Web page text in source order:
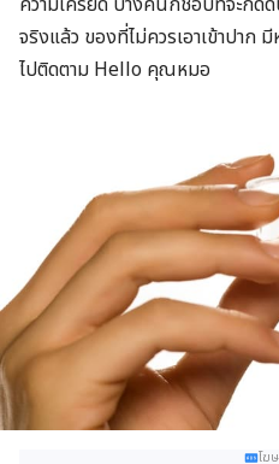
จริงแล้ว ของที่ไม่ควรเอาเข้าปาก
ไปติดตาม Hello คุณหมอ
โฆ